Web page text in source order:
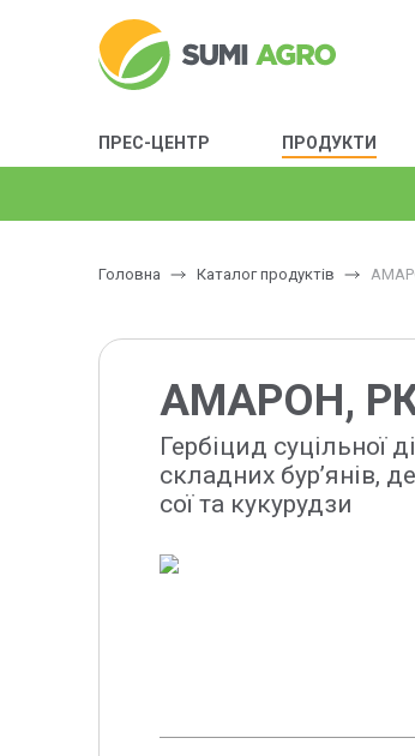
ПРЕС-ЦЕНТР ПРОДУКТИ
Головна Каталог продуктів
АМАРОН,
Гербіцид суцільної
складних бур’янів,
сої та кукурудзи